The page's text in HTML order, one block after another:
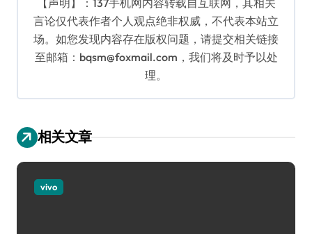
言论仅代表作者个人观点绝非权威，不代表本站立
场。如您发现内容存在版权问题，请提交相关链接
至邮箱：bqsm@foxmail.com，我们将及时予以处
理。
相关文章
vivo